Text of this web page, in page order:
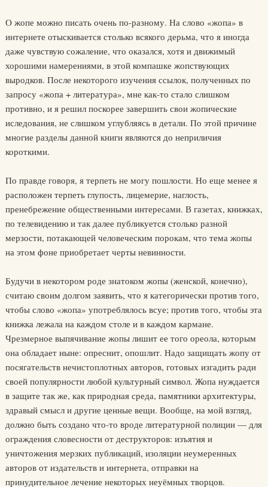
О жопе можно писать очень по-разному. На слово «жопа» в
интернете отыскивается столько всякого дерьма, что я иногда
даже чувствую сожаление, что оказался, хотя и движимый
хорошими намерениями, в этой компашке жопствующих
выродков. После некоторого изучения ссылок, полученных по
запросу «жопа + литература», мне как-то стало слишком
противно, и я решил поскорее завершить свои жопические
иследования, не слишком углубляясь в детали. По этой причине
многие разделы данной книги являются до неприличия
короткими.
По правде говоря, я терпеть не могу пошлости. Но еще менее я
расположен терпеть глупость, лицемерие, наглость,
пренебрежение общественными интересами. В газетах, книжках,
по телевидению и так далее публикуется столько разной
мерзости, потакающей человеческим порокам, что тема жопы
на этом фоне приобретает черты невинности.
Будучи в некотором роде знатоком жопы (женской, конечно),
считаю своим долгом заявить, что я категорически против того,
чтобы слово «жопа» употреблялось всуе; против того, чтобы эта
книжка лежала на каждом столе и в каждом кармане.
Чрезмерное выпячивание жопы лишит ее того ореола, которым
она обладает ныне: опреснит, опошлит. Надо защищать жопу от
посягательств нечистоплотных авторов, готовых изгадить ради
своей популярности любой культурный символ. Жопа нуждается
в защите так же, как природная среда, памятники архитектуры,
здравый смысл и другие ценные вещи. Вообще, на мой взгляд,
должно быть создано что-то вроде литературной полиции — для
ограждения словесности от деструкторов: изъятия и
уничтожения мерзких публикаций, изоляции неумеренных
авторов от издательств и интернета, отправки на
принудительное лечение некоторых неуёмных творцов.